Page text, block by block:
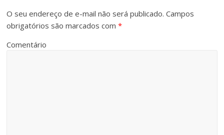
O seu endereço de e-mail não será publicado. Campos
obrigatórios são marcados com*
Comentário